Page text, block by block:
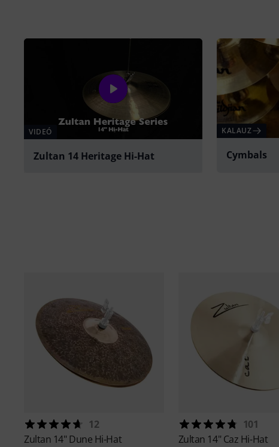
VIDEÓ
Zultan 14 Heritage Hi-Hat
KALAUZ
Cymbals
12
Zultan 14" Dune Hi-Hat
101
Zultan 14" Caz Hi-Hat